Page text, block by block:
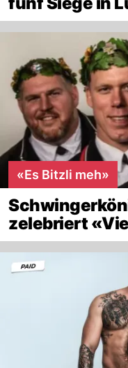
«Es Bitzli meh»
zelebriert